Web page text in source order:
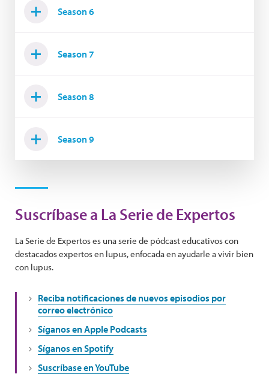
Season 6
Season 7
Season 8
Season 9
Suscríbase a La Serie de Expertos
La Serie de Expertos es una serie de pódcast educativos con
destacados expertos en lupus, enfocada en ayudarle a vivir bien
con lupus.
Reciba notificaciones de nuevos episodios por
correo electrónico
Síganos en Apple Podcasts
Síganos en Spotify
Suscríbase en YouTube